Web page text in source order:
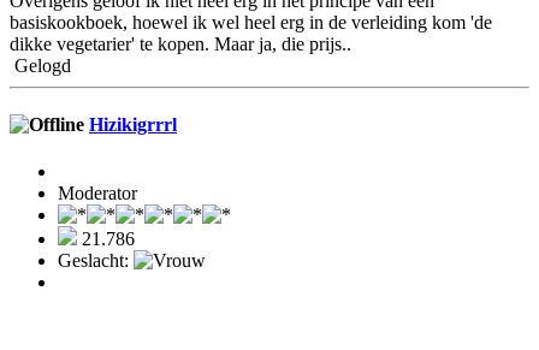
basiskookboek, hoewel ik wel heel erg in de verleiding kom 'de
dikke vegetarier' te kopen. Maar ja, die prijs..
Gelogd
Hizikigrrrl
Moderator
21.786
Geslacht: